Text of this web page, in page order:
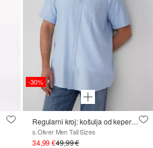
-30%
Regularni kroj: košulja od kepera kratkih rukava s ovratnikom na kopčanje
s.Oliver Men Tall Sizes
34,99 €49,99 €